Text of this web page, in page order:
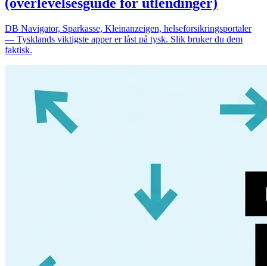
(overlevelsesguide for utlendinger)
DB Navigator, Sparkasse, Kleinanzeigen, helseforsikringsportaler
— Tysklands viktigste apper er låst på tysk. Slik bruker du dem
faktisk.